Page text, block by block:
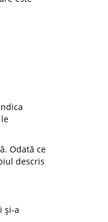
Odată ce
descris
și-a